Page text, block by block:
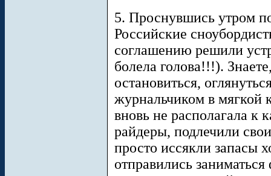
5. Проснувшись утром
Российские
соглашению решили
болела голова!!!).
остановиться,
журнальчиком в мягкой
вновь не располагала к
райдеры, подлечили
просто иссякли запасы
отправились